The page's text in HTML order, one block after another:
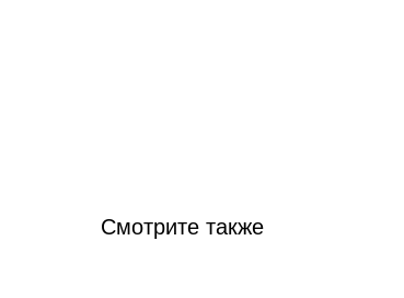
Смотрите также